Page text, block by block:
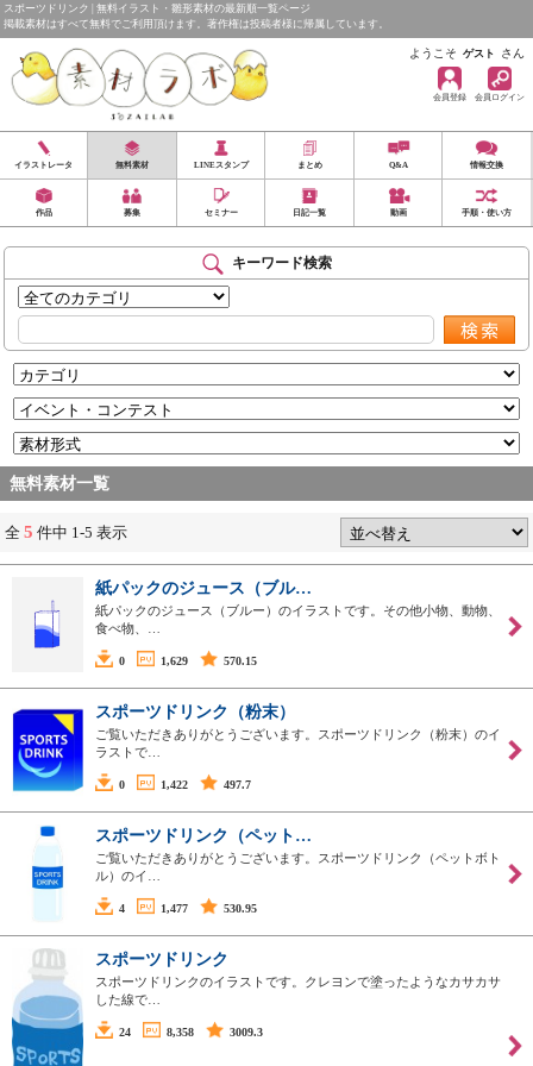
スポーツドリンク | 無料イラスト・雛形素材の最新順一覧ページ
掲載素材はすべて無料でご利用頂けます。著作権は投稿者様に帰属しています。
ようこそ ゲスト さん
会員登録 会員ログイン
イラストレータ 無料素材 LINEスタンプ まとめ Q&A 情報交換
作品 募集 セミナー 日記一覧 動画 手順・使い方
キーワード検索
無料素材一覧
全 5 件中 1-5 表示
紙パックのジュース（ブル…
紙パックのジュース（ブルー）のイラストです。その他小物、動物、
食べ物、…
0 1,629 570.15
スポーツドリンク（粉末）
ご覧いただきありがとうございます。スポーツドリンク（粉末）のイ
ラストで…
0 1,422 497.7
スポーツドリンク（ペット…
ご覧いただきありがとうございます。スポーツドリンク（ペットボト
ル）のイ…
4 1,477 530.95
スポーツドリンク
スポーツドリンクのイラストです。クレヨンで塗ったようなカサカサ
した線で…
24 8,358 3009.3